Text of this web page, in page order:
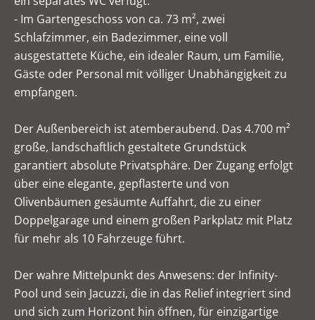
- Im Gartengeschoss von ca. 73 m², zwei
Schlafzimmer, ein Badezimmer, eine voll
ausgestattete Küche, ein idealer Raum, um Familie,
Gäste oder Personal mit völliger Unabhängigkeit zu
empfangen.
Der Außenbereich ist atemberaubend. Das 4.700 m²
große, landschaftlich gestaltete Grundstück
garantiert absolute Privatsphäre. Der Zugang erfolgt
über eine elegante, gepflasterte und von
Olivenbäumen gesäumte Auffahrt, die zu einer
Doppelgarage und einem großen Parkplatz mit Platz
für mehr als 10 Fahrzeuge führt.
Der wahre Mittelpunkt des Anwesens: der Infinity-
Pool und sein Jacuzzi, die in das Relief integriert sind
und sich zum Horizont hin öffnen, für einzigartige